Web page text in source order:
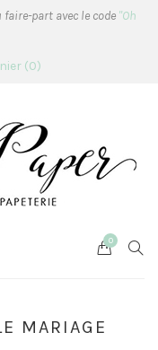
part avec le code "Oh
0
Cart
0
MARIAGE